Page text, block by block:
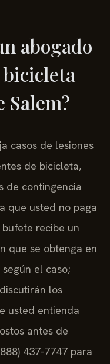
abogado
bicicleta
Salem?
casos de lesiones
de bicicleta,
de contingencia
que usted no paga
recibe un
que se obtenga en
el caso;
los
usted entienda
antes de
437-7747 para